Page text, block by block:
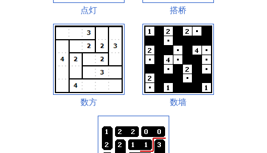
点灯 搭桥
数方 数墙